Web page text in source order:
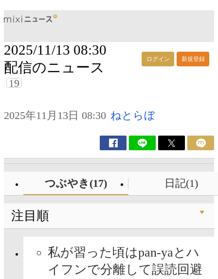
ログイン 新規登録
2025/11/13 08:30
配信のニュース
19
2025年11月13日 08:30 ねとらぼ
つぶやき(17) 日記(1)
注目順
私が習った頃はpan-yaとハ
イフンで分離して誤読回避